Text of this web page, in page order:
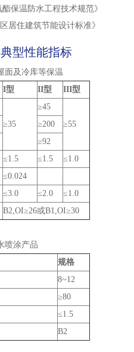
保温防水工程技术规范》
居住建筑节能设计标准》
型性能指标
面及冷库等保温
I型 II型
III型
≥35
≥45
≥55
≥200
≥92
≤1.5 ≤1.5
≤1.0
≤0.024
≤3.0 ≤2.0
≤1.0
B2,OI≥26或B1,OI≥30
喷涂产品
规格
8~12
≥80
≤1.5
B2